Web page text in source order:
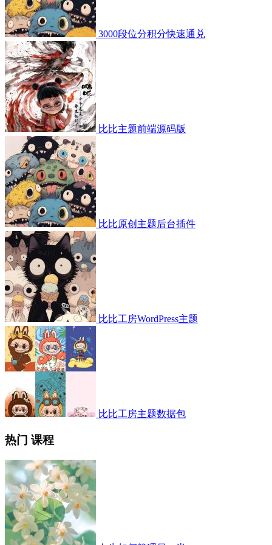
3000段位分积分快速通兑
比比主题前端源码版
比比原创主题后台插件
比比工房WordPress主题
比比工房主题数据包
热门 课程